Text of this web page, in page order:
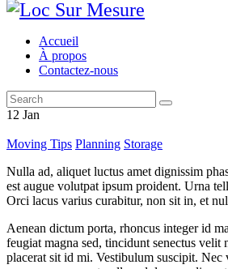
Accueil
À propos
Contactez-nous
12 Jan
Moving Tips Planning Storage
Nulla ad, aliquet luctus amet dignissim
est augue volutpat ipsum proident. Urna
Orci lacus varius curabitur, non sit in, et
Aenean dictum porta, rhoncus integer id
feugiat magna sed, tincidunt senectus velit
placerat sit id mi. Vestibulum suscipit. Nec